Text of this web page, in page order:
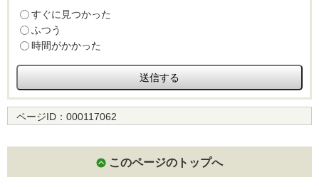
すぐに見つかった
ふつう
時間がかかった
ページID： 000117062
このページのトップへ